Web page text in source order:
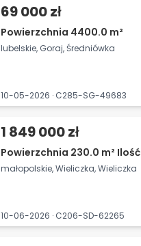
69 000 zł
Powierzchnia 4400.0 m²
lubelskie, Goraj, Średniówka
10-05-2026 · C285-SG-49683
1 849 000 zł
Powierzchnia 230.0 m²
małopolskie, Wieliczka, Wieliczka
10-06-2026 · C206-SD-62265